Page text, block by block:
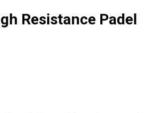
Resistance Padel